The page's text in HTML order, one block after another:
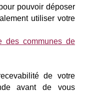
pouvoir déposer
utiliser votre
des communes de
de votre
avant de vous